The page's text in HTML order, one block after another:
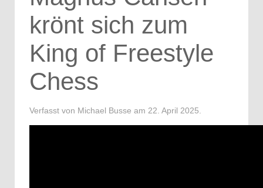
krönt sich zum
King of Freestyle
Chess
Verfasst von Michael Busse am 22. April 2025